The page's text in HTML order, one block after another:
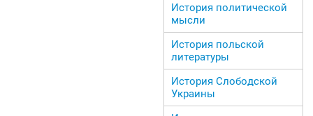
История политической
мысли
История польской
литературы
История Слободской
Украины